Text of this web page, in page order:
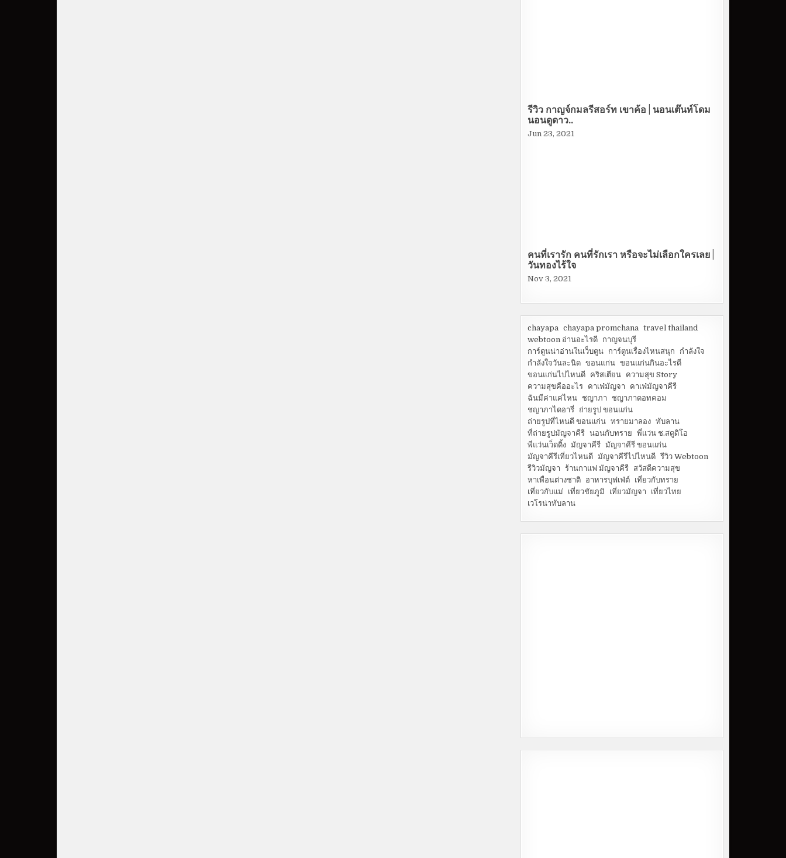
รีวิว กาญจ์กมลรีสอร์ท เขาค้อ | นอนเต๊นท์โดม
นอนดูดาว..
Jun 23, 2021
คนที่เรารัก คนที่รักเรา หรือจะไม่เลือกใครเลย |
วันทองไร้ใจ
Nov 3, 2021
chayapa chayapa promchana travel thailand
webtoon อ่านอะไรดี
กาญจนบุรี
การ์ตูนน่าอ่านในเว็บตูน
การ์ตูนเรื่องไหนสนุก
กำลังใจ
กำลังใจวันละนิด ขอนแก่น ขอนแก่นกินอะไรดี
ขอนแก่นไปไหนดี
คริสเตียน
ความสุข Story
ความสุขคืออะไร
คาเฟ่มัญจา
คาเฟ่มัญจาคีรี
ฉันมีค่าแค่ไหน
ชญาภา
ชญาภาดอทคอม
ชญาภาไดอารี่
ถ่ายรูป ขอนแก่น
ถ่ายรูปที่ไหนดี ขอนแก่น ทรายมาลอง ทับลาน
ที่ถ่ายรูปมัญจาคีรี นอนกับทราย พี่แว่น ช.สตูดิโอ
พี่แว่นเว็ดดิ้ง มัญจาคีรี มัญจาคีรี ขอนแก่น
มัญจาคีรีเที่ยวไหนดี มัญจาคีรีไปไหนดี รีวิว Webtoon
รีวิวมัญจา ร้านกาแฟ มัญจาคีรี
สวัสดีความสุข
หาเพื่อนต่างชาติ
อาหารบุฟเฟ่ต์
เที่ยวกับทราย
เที่ยวกับแม่
เที่ยวชัยภูมิ เที่ยวมัญจา
เที่ยวไทย
เวโรน่าทับลาน